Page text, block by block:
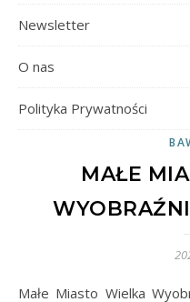
Newsletter
O nas
Polityka Prywatności
MAŁE
Małe Miasto Wielka Wyobraźnia, czyli kolejna bawialnia z